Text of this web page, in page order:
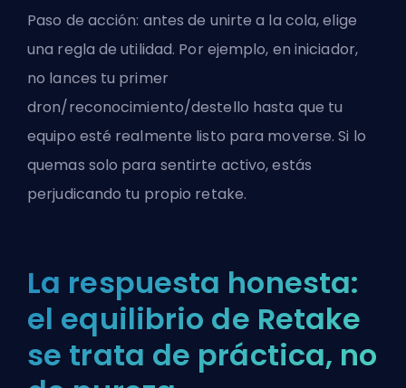
Paso de acción: antes de unirte a la cola, elige
una regla de utilidad. Por ejemplo, en iniciador,
no lances tu primer
dron/reconocimiento/destello hasta que tu
equipo esté realmente listo para moverse. Si lo
quemas solo para sentirte activo, estás
perjudicando tu propio retake.
La respuesta honesta:
el equilibrio de Retake
se trata de práctica, no